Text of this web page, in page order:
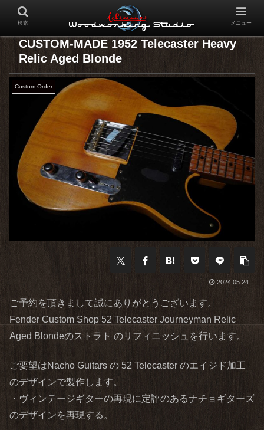
CUSTOM-MADE 1952 Telecaster Heavy
Relic Aged Blonde
Custom Order
2024.05.24
ご予約を頂きまして誠にありがとうございます。
Fender Custom Shop 52 Telecaster Journeyman Relic
Aged Blondeのストラト のリフィニッシュを行います。
ご要望はNacho Guitars の 52 Telecaster のエイジド加工
のデザインで製作します。
・ヴィンテージギターの再現に定評のあるナチョギターズ
のデザインを再現する。
検索 メニュー